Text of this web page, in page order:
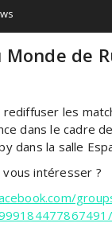
Monde de
rediffuser les
dans le cadre
dans la salle
vous intéresser ?